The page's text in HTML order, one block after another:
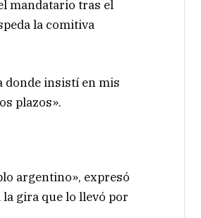
mandatario tras el
la comitiva
donde insistí en mis
plazos».
argentino», expresó
gira que lo llevó por